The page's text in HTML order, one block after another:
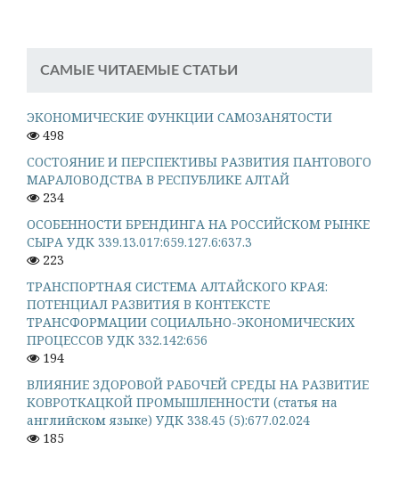
САМЫЕ ЧИТАЕМЫЕ СТАТЬИ
ЭКОНОМИЧЕСКИЕ ФУНКЦИИ САМОЗАНЯТОСТИ
498
СОСТОЯНИЕ И ПЕРСПЕКТИВЫ РАЗВИТИЯ ПАНТОВОГО
МАРАЛОВОДСТВА В РЕСПУБЛИКЕ АЛТАЙ
234
ОСОБЕННОСТИ БРЕНДИНГА НА РОССИЙСКОМ РЫНКЕ
СЫРА УДК 339.13.017:659.127.6:637.3
223
ТРАНСПОРТНАЯ СИСТЕМА АЛТАЙСКОГО КРАЯ:
ПОТЕНЦИАЛ РАЗВИТИЯ В КОНТЕКСТЕ
ТРАНСФОРМАЦИИ СОЦИАЛЬНО-ЭКОНОМИЧЕСКИХ
ПРОЦЕССОВ УДК 332.142:656
194
ВЛИЯНИЕ ЗДОРОВОЙ РАБОЧЕЙ СРЕДЫ НА РАЗВИТИЕ
КОВРОТКАЦКОЙ ПРОМЫШЛЕННОСТИ (статья на
английском языке) УДК 338.45 (5):677.02.024
185